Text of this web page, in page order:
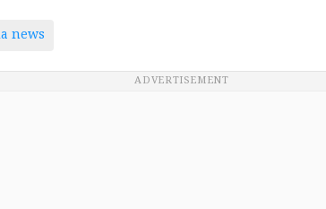
news
ADVERTISEMENT